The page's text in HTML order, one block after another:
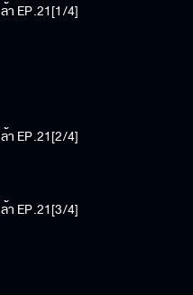
า EP.21[1/4]
า EP.21[2/4]
า EP.21[3/4]